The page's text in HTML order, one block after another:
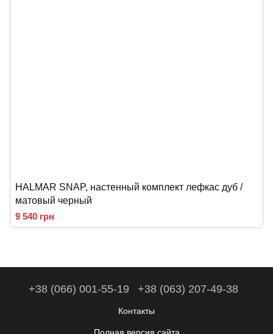
HALMAR SNAP, настенный комплект лефкас дуб /
матовый черный
9 540 грн
+38 (066) 001-55-19 +38 (063) 207-49-38
Контакты